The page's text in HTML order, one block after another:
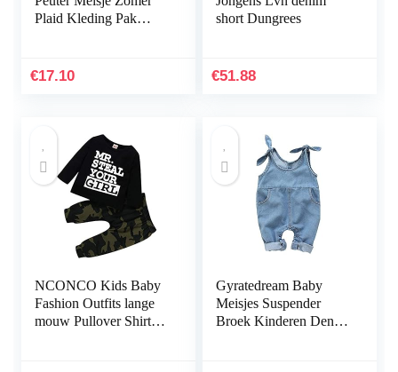
Plaid Kleding Pak
€17.10
short Dungrees
€51.88
NCONCO Kids Baby
Fashion Outfits lange
mouw Pullover Shirt +
Gyratedream Baby
Meisjes Suspender
Broek Kinderen Denim